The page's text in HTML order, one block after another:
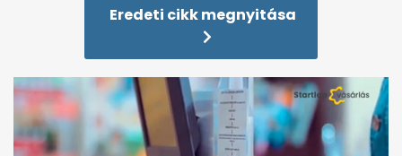
Eredeti cikk megnyitása